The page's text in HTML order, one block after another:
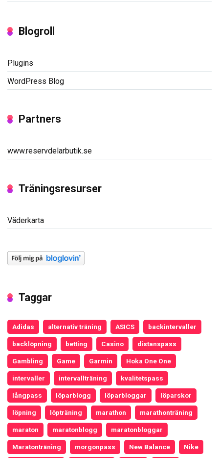
Blogroll
Plugins
WordPress Blog
Partners
www.reservdelarbutik.se
Träningsresurser
Väderkarta
Taggar
Adidas alternativ träning ASICS backintervaller
backlöpning betting Casino distanspass
Gambling Game Garmin Hoka One One
intervaller intervallträning kvalitetspass
långpass löparblogg löparbloggar löparskor
löpning löpträning marathon marathonträning
maraton maratonblogg maratonbloggar
Maratonträning morgonpass New Balance Nike